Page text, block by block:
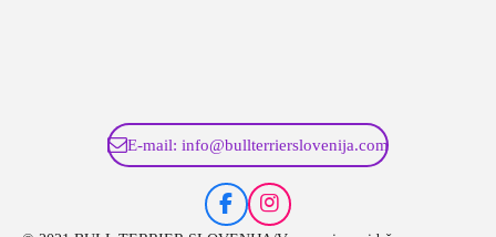
E-mail: info@bullterrierslovenija.com
F
a
I
n